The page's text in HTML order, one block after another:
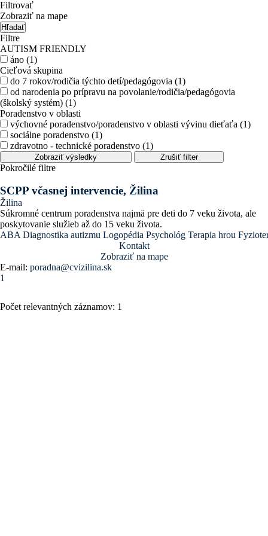
Filtrovať
Zobraziť na mape
Hľadať
Filtre
AUTISM FRIENDLY
áno (1)
Cieľová skupina
do 7 rokov/rodičia týchto detí/pedagógovia (1)
od narodenia po prípravu na povolanie/rodičia/pedagógovia
(školský systém) (1)
Poradenstvo v oblasti
výchovné poradenstvo/poradenstvo v oblasti vývinu dieťaťa (1)
sociálne poradenstvo (1)
zdravotno - technické poradenstvo (1)
Zobraziť výsledky Zrušiť filter
Pokročilé filtre
SCPP včasnej intervencie, Žilina
Žilina
Súkromné centrum poradenstva najmä pre deti do 7 veku života, ale
poskytovanie služieb až do 15 veku života.
ABA Diagnostika autizmu Logopédia Psychológ Terapia hrou
Kontakt
Zobraziť na mape
E-mail: poradna@cvizilina.sk
1
Počet relevantných záznamov: 1